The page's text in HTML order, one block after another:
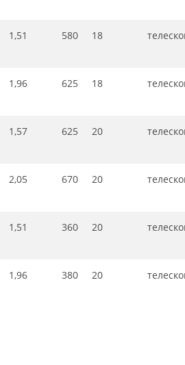
1,51 580 18
1,96 625 18
1,57 625 20
2,05 670 20
1,51 360 20
1,96 380 20